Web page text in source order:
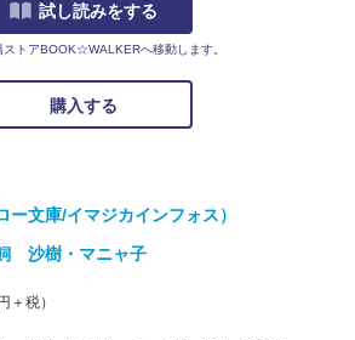
試し読みをする
トアBOOK☆WALKERへ移動します。
購入する
文庫/イマジカインフォス）
沙樹・マニャ子
円＋税）